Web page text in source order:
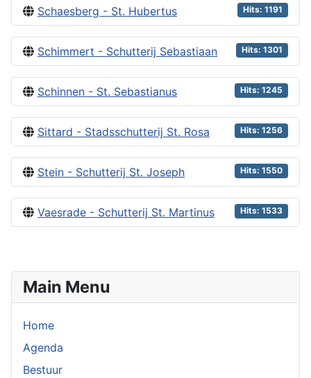
Main Menu
Home
Agenda
Bestuur
Schaesberg - St. Hubertus Hits: 1191
Schimmert - Schutterij Sebastiaan Hits: 1301
Schinnen - St. Sebastianus Hits: 1245
Sittard - Stadsschutterij St. Rosa Hits: 1256
Stein - Schutterij St. Joseph Hits: 1550
Vaesrade - Schutterij St. Martinus Hits: 1533